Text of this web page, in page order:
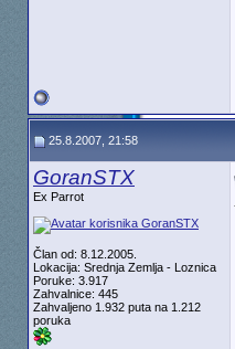
25.8.2007, 21:58
GoranSTX
Ex Parrot
Član od: 8.12.2005.
Lokacija: Srednja Zemlja - Loznica
Poruke: 3.917
Zahvalnice: 445
Zahvaljeno 1.932 puta na 1.212
poruka